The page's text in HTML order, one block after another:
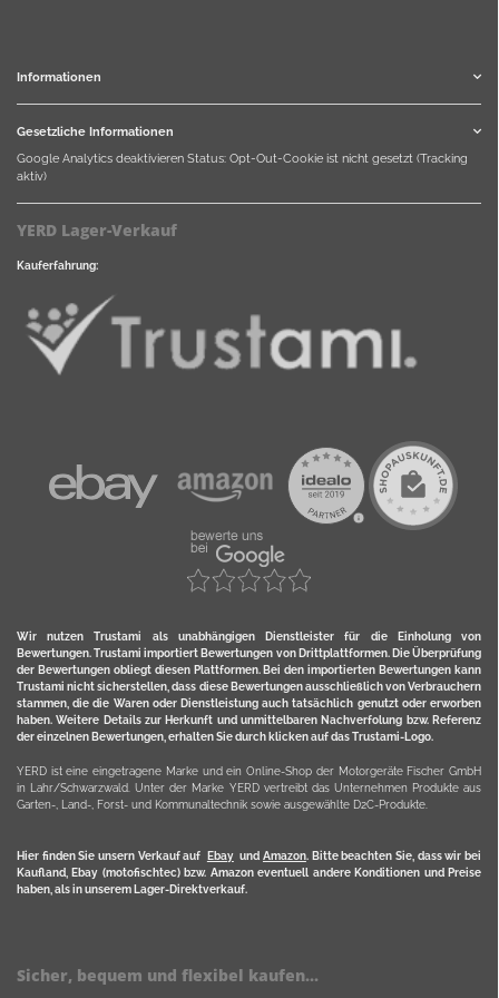
Informationen
Gesetzliche Informationen
Google Analytics deaktivieren Status: Opt-Out-Cookie ist nicht gesetzt (Tracking
aktiv)
YERD Lager-Verkauf
Kauferfahrung:
Wir nutzen Trustami als unabhängigen Dienstleister für die Einholung von
Bewertungen. Trustami importiert Bewertungen von Drittplattformen. Die Überprüfung
der Bewertungen obliegt diesen Plattformen. Bei den importierten Bewertungen kann
Trustami nicht sicherstellen, dass diese Bewertungen ausschließlich von Verbrauchern
stammen, die die Waren oder Dienstleistung auch tatsächlich genutzt oder erworben
haben. Weitere Details zur Herkunft und unmittelbaren Nachverfolung bzw. Referenz
der einzelnen Bewertungen, erhalten Sie durch klicken auf das Trustami-Logo.
YERD ist eine eingetragene Marke und ein Online-Shop der Motorgeräte Fischer GmbH
in Lahr/Schwarzwald. Unter der Marke YERD vertreibt das Unternehmen Produkte aus
Garten-, Land-, Forst- und Kommunaltechnik sowie ausgewählte D2C-Produkte.
Hier finden Sie unsern Verkauf auf Ebayund Amazon. Bitte beachten Sie, dass wir bei
Kaufland, Ebay (motofischtec) bzw. Amazon eventuell andere Konditionen und Preise
haben, als in unserem Lager-Direktverkauf.
Sicher, bequem und flexibel kaufen...